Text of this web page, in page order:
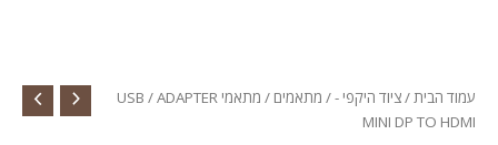
עמוד הבית/ציוד היקפי -/ מתאמים / מתאמי USB / ADAPTER
MINI DP TO HDMI